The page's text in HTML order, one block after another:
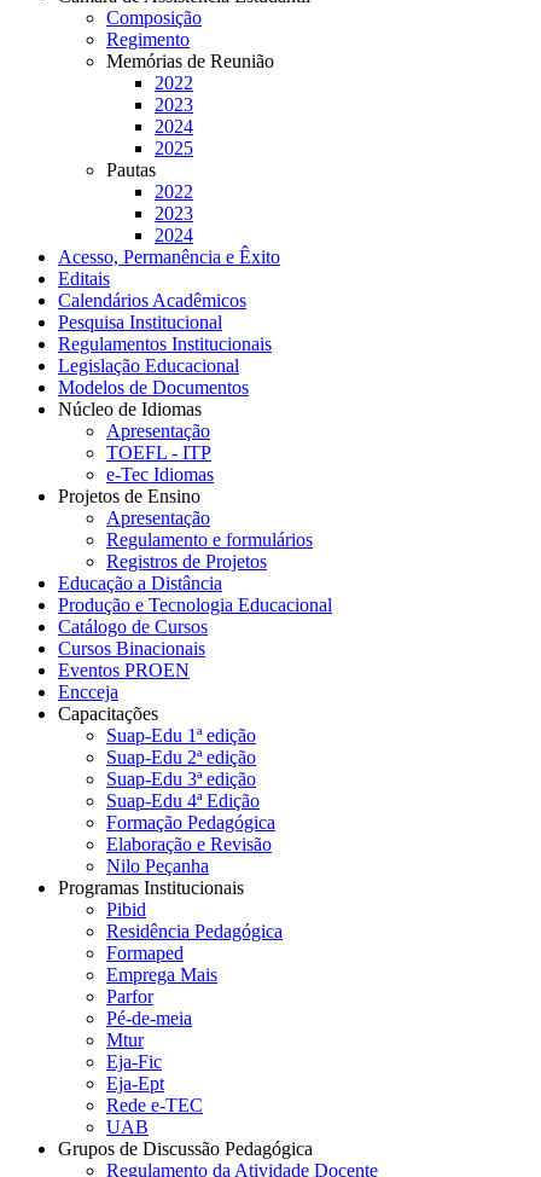
Composição
Regimento
Memórias de Reunião
2022
2023
2024
2025
Pautas
2022
2023
2024
Acesso, Permanência e Êxito
Editais
Calendários Acadêmicos
Pesquisa Institucional
Regulamentos Institucionais
Legislação Educacional
Modelos de Documentos
Núcleo de Idiomas
Apresentação
TOEFL - ITP
e-Tec Idiomas
Projetos de Ensino
Apresentação
Regulamento e formulários
Registros de Projetos
Educação a Distância
Produção e Tecnologia Educacional
Catálogo de Cursos
Cursos Binacionais
Eventos PROEN
Encceja
Capacitações
Suap-Edu 1ª edição
Suap-Edu 2ª edição
Suap-Edu 3ª edição
Suap-Edu 4ª Edição
Formação Pedagógica
Elaboração e Revisão
Nilo Peçanha
Programas Institucionais
Pibid
Residência Pedagógica
Formaped
Emprega Mais
Parfor
Pé-de-meia
Mtur
Eja-Fic
Eja-Ept
Rede e-TEC
UAB
Grupos de Discussão Pedagógica
Regulamento da Atividade Docente